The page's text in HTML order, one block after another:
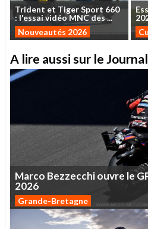
Trident et TigerSport 660
: l'essaividéoMNCdes...
Nouveautés 2026
A lire aussi sur le
Marco Bezzecchiouvre le
2026
Grande-Bretagne